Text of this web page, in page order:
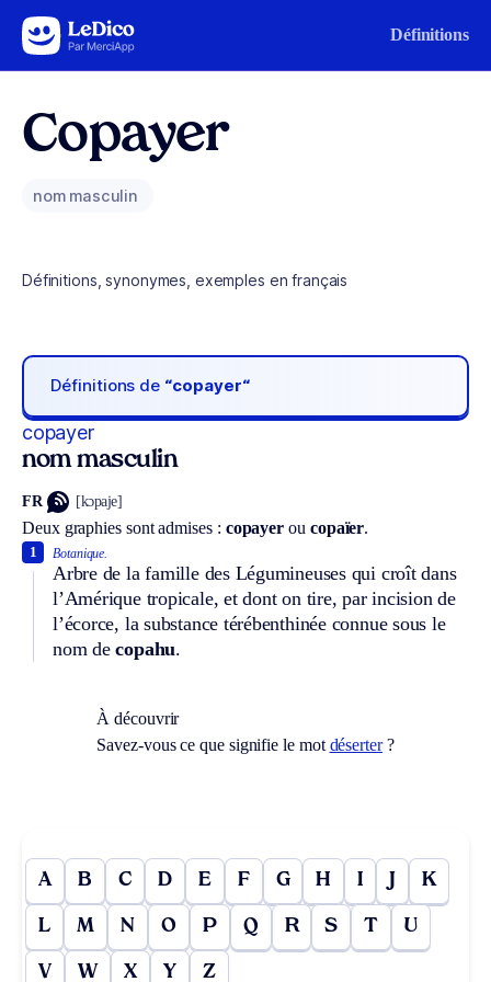
Aller au contenu Définitions
Copayer
nom masculin
Définitions, synonymes, exemples en français
Définitions de “copayer“
copayer
nom masculin
FR [kɔpaje]
Deux graphies sont admises : copayer ou copaïer.
Botanique.
Arbre de la famille des Légumineuses qui croît dans
l’Amérique tropicale, et dont on tire, par incision de
l’écorce, la substance térébenthinée connue sous le
nom decopahu.
1
À découvrir
Savez-vous ce que signifie le mot déserter?
A B C D E F G H I J K
L M N O P Q R S T U
V W X Y Z